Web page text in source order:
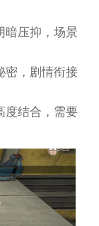
暗压抑，场景
密，剧情衔接
度结合，需要